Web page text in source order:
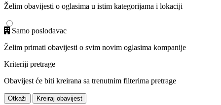
Želim obavijesti o oglasima u istim kategorijama i lokaciji
Samo poslodavac
Želim primati obavijesti o svim novim oglasima kompanije
Kriteriji pretrage
Obavijest će biti kreirana sa trenutnim filterima pretrage
Otkaži Kreiraj obavijest